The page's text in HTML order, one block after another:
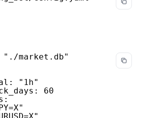
"./market.db"
"1h"
60